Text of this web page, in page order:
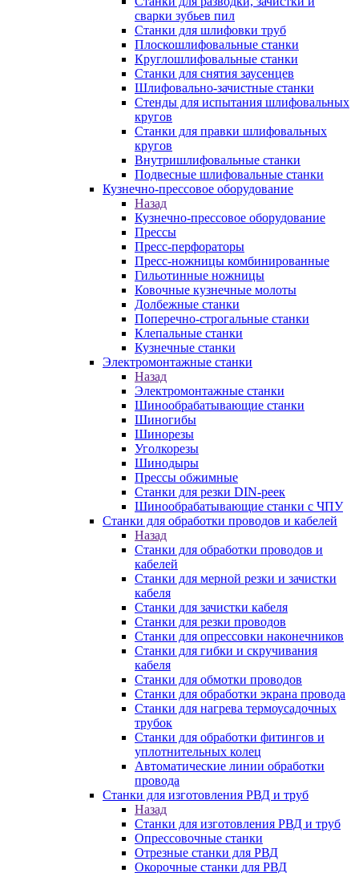
сварки зубьев пил
Станки для шлифовки труб
Плоскошлифовальные станки
Круглошлифовальные станки
Станки для снятия заусенцев
Шлифовально-зачистные станки
Стенды для испытания шлифовальных
кругов
Станки для правки шлифовальных
кругов
Внутришлифовальные станки
Подвесные шлифовальные станки
Кузнечно-прессовое оборудование
Назад
Кузнечно-прессовое оборудование
Прессы
Пресс-перфораторы
Пресс-ножницы комбинированные
Гильотинные ножницы
Ковочные кузнечные молоты
Долбежные станки
Поперечно-строгальные станки
Клепальные станки
Кузнечные станки
Электромонтажные станки
Назад
Электромонтажные станки
Шинообрабатывающие станки
Шиногибы
Шинорезы
Уголкорезы
Шинодыры
Прессы обжимные
Станки для резки DIN-реек
Шинообрабатывающие станки с ЧПУ
Станки для обработки проводов и кабелей
Назад
Станки для обработки проводов и
кабелей
Станки для мерной резки и зачистки
кабеля
Станки для зачистки кабеля
Станки для резки проводов
Станки для опрессовки наконечников
Станки для гибки и скручивания
кабеля
Станки для обмотки проводов
Станки для обработки экрана провода
Станки для нагрева термоусадочных
трубок
Станки для обработки фитингов и
уплотнительных колец
Автоматические линии обработки
провода
Станки для изготовления РВД и труб
Назад
Станки для изготовления РВД и труб
Опрессовочные станки
Отрезные станки для РВД
Окорочные станки для РВД